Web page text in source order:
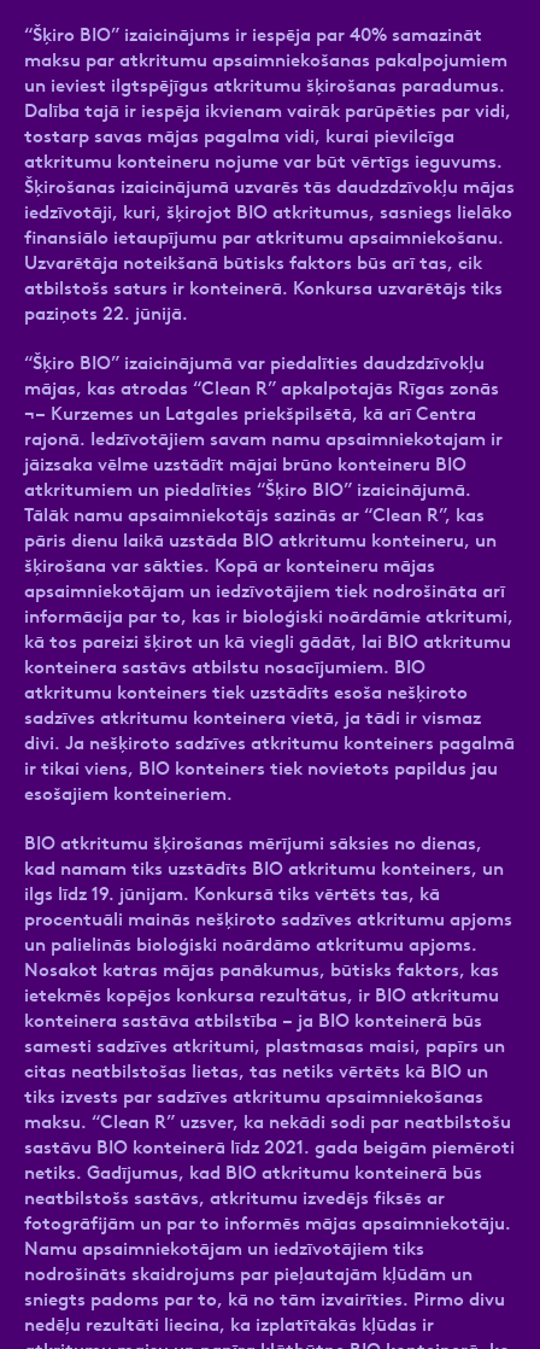
“Šķiro BIO” izaicinājums ir iespēja par 40% samazināt
maksu par atkritumu apsaimniekošanas pakalpojumiem
un ieviest ilgtspējīgus atkritumu šķirošanas paradumus.
Dalība tajā ir iespēja ikvienam vairāk parūpēties par vidi,
tostarp savas mājas pagalma vidi, kurai pievilcīga
atkritumu konteineru nojume var būt vērtīgs ieguvums.
Šķirošanas izaicinājumā uzvarēs tās daudzdzīvokļu mājas
iedzīvotāji, kuri, šķirojot BIO atkritumus, sasniegs lielāko
finansiālo ietaupījumu par atkritumu apsaimniekošanu.
Uzvarētāja noteikšanā būtisks faktors būs arī tas, cik
atbilstošs saturs ir konteinerā. Konkursa uzvarētājs tiks
paziņots 22. jūnijā.
“Šķiro BIO” izaicinājumā var piedalīties daudzdzīvokļu
mājas, kas atrodas “Clean R” apkalpotajās Rīgas zonās
¬– Kurzemes un Latgales priekšpilsētā, kā arī Centra
rajonā. Iedzīvotājiem savam namu apsaimniekotajam ir
jāizsaka vēlme uzstādīt mājai brūno konteineru BIO
atkritumiem un piedalīties “Šķiro BIO” izaicinājumā.
Tālāk namu apsaimniekotājs sazinās ar “Clean R”, kas
pāris dienu laikā uzstāda BIO atkritumu konteineru, un
šķirošana var sākties. Kopā ar konteineru mājas
apsaimniekotājam un iedzīvotājiem tiek nodrošināta arī
informācija par to, kas ir bioloģiski noārdāmie atkritumi,
kā tos pareizi šķirot un kā viegli gādāt, lai BIO atkritumu
konteinera sastāvs atbilstu nosacījumiem. BIO
atkritumu konteiners tiek uzstādīts esoša nešķiroto
sadzīves atkritumu konteinera vietā, ja tādi ir vismaz
divi. Ja nešķiroto sadzīves atkritumu konteiners pagalmā
ir tikai viens, BIO konteiners tiek novietots papildus jau
esošajiem konteineriem.
BIO atkritumu šķirošanas mērījumi sāksies no dienas,
kad namam tiks uzstādīts BIO atkritumu konteiners, un
ilgs līdz 19. jūnijam. Konkursā tiks vērtēts tas, kā
procentuāli mainās nešķiroto sadzīves atkritumu apjoms
un palielinās bioloģiski noārdāmo atkritumu apjoms.
Nosakot katras mājas panākumus, būtisks faktors, kas
ietekmēs kopējos konkursa rezultātus, ir BIO atkritumu
konteinera sastāva atbilstība – ja BIO konteinerā būs
samesti sadzīves atkritumi, plastmasas maisi, papīrs un
citas neatbilstošas lietas, tas netiks vērtēts kā BIO un
tiks izvests par sadzīves atkritumu apsaimniekošanas
maksu. “Clean R” uzsver, ka nekādi sodi par neatbilstošu
sastāvu BIO konteinerā līdz 2021. gada beigām piemēroti
netiks. Gadījumus, kad BIO atkritumu konteinerā būs
neatbilstošs sastāvs, atkritumu izvedējs fiksēs ar
fotogrāfijām un par to informēs mājas apsaimniekotāju.
Namu apsaimniekotājam un iedzīvotājiem tiks
nodrošināts skaidrojums par pieļautajām kļūdām un
sniegts padoms par to, kā no tām izvairīties. Pirmo divu
nedēļu rezultāti liecina, ka izplatītākās kļūdas ir